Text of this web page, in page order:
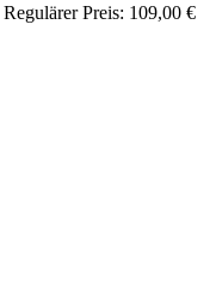
Regulärer Preis: 109,00 €